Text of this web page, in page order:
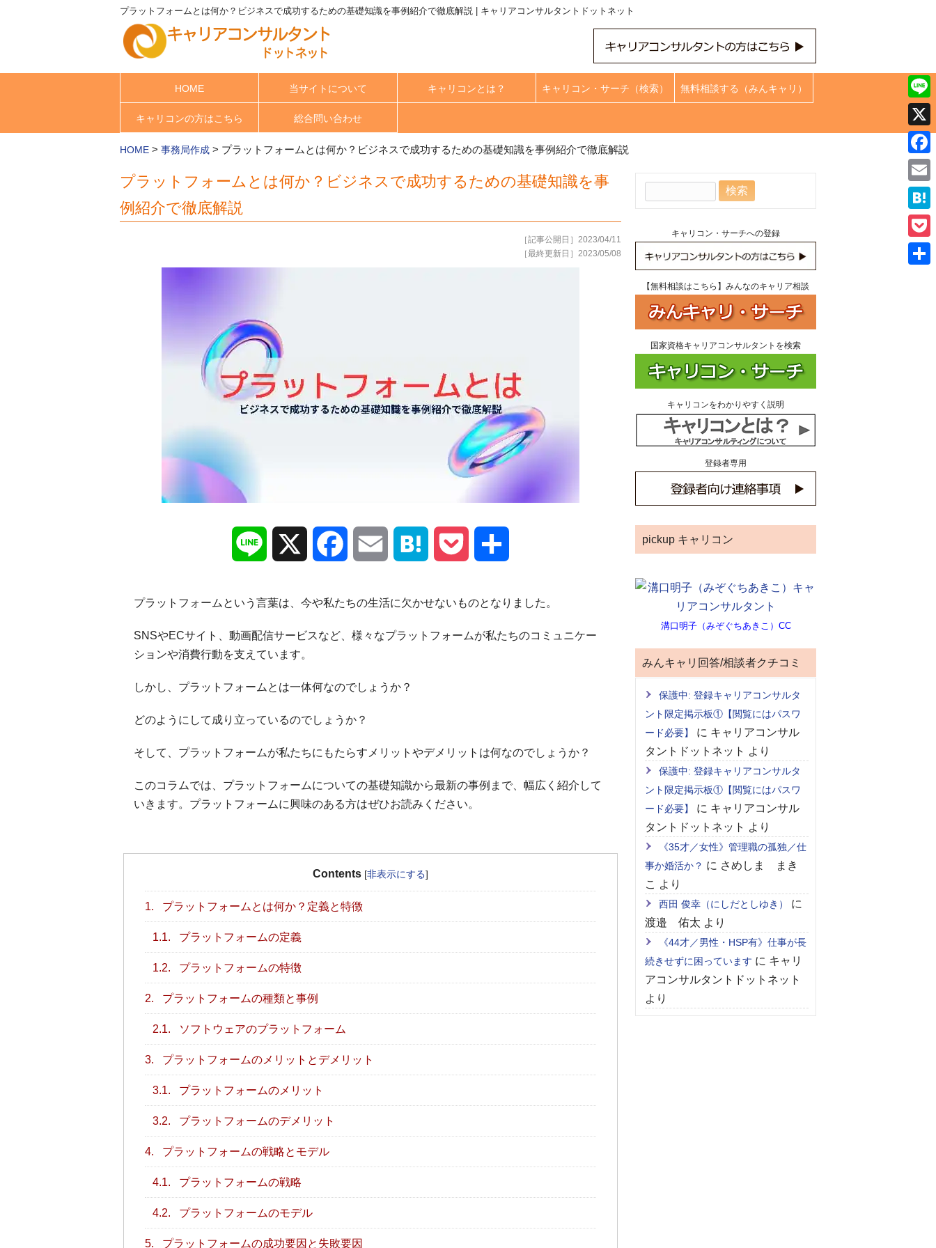
プラットフォームとは何か？ビジネスで成功するための基礎知識を事例紹介で徹底解説 | キャリアコンサルタントドットネット
HOME 当サイトについて キャリコンとは？ キャリコン・サーチ（検索） 無料相談する（みんキャリ）
キャリコンの方はこちら 総合問い合わせ
HOME > 事務局作成 > プラットフォームとは何か？ビジネスで成功するための基礎知識を事例紹介で徹底解説
プラットフォームとは何か？ビジネスで成功するための基礎知識を事
例紹介で徹底解説
［記事公開日］2023/04/11
［最終更新日］2023/05/08
Line Facebook Email Hatena Pocket
プラットフォームという言葉は、今や私たちの生活に欠かせないものとなりました。
SNSやECサイト、動画配信サービスなど、様々なプラットフォームが私たちのコミュニケー
ションや消費行動を支えています。
しかし、プラットフォームとは一体何なのでしょうか？
どのようにして成り立っているのでしょうか？
そして、プラットフォームが私たちにもたらすメリットやデメリットは何なのでしょうか？
このコラムでは、プラットフォームについての基礎知識から最新の事例まで、幅広く紹介して
いきます。プラットフォームに興味のある方はぜひお読みください。
Contents [非表示にする]
1. プラットフォームとは何か？定義と特徴
1.1. プラットフォームの定義
1.2. プラットフォームの特徴
2. プラットフォームの種類と事例
2.1. ソフトウェアのプラットフォーム
3. プラットフォームのメリットとデメリット
3.1. プラットフォームのメリット
3.2. プラットフォームのデメリット
4. プラットフォームの戦略とモデル
4.1. プラットフォームの戦略
4.2. プラットフォームのモデル
5. プラットフォームの成功要因と失敗要因
キャリコン・サーチへの登録
【無料相談はこちら】みんなのキャリア相談
国家資格キャリアコンサルタントを検索
キャリコンをわかりやすく説明
登録者専用
pickup キャリコン
溝口明子（みぞぐちあきこ）CC
みんキャリ回答/相談者クチコミ
保護中: 登録キャリアコンサルタ
ント限定掲示板①【閲覧にはパスワ
ード必要】
に キャリアコンサル
タントドットネット より
保護中: 登録キャリアコンサルタ
ント限定掲示板①【閲覧にはパスワ
ード必要】
に キャリアコンサル
タントドットネット より
《35才／女性》管理職の孤独／仕
事か婚活か？ に さめしま まき
こ より
西田 俊幸（にしだとしゆき）
に
渡邉 佑太 より
《44才／男性・HSP有》仕事が長
続きせずに困っています に キャリ
アコンサルタントドットネット
より
Line
X
Email